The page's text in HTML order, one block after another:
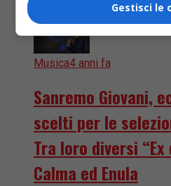
Musica4 anni fa
Sanremo Giovani,
scelti per le
Tra loro diversi
Calma ed Enula
Gestisci le